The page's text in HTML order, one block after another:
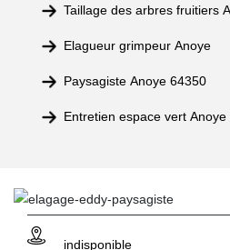
Taillage des arbres fruitiers
Elagueur grimpeur Anoye
Paysagiste Anoye 64350
Entretien espace vert Anoye
indisponible